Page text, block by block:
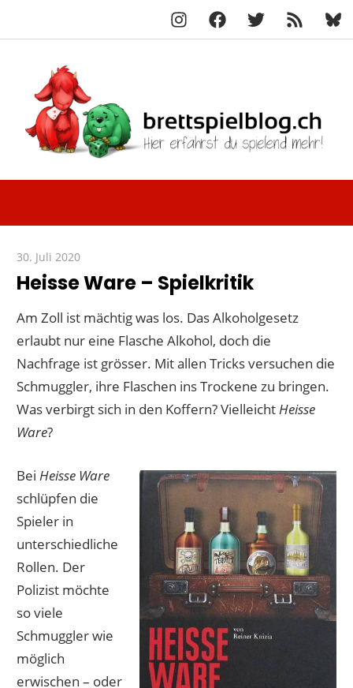
InstagramFacebook
X
RSS-
Feed
springen
mehr!
30. Juli 2020
Heisse Ware – Spielkritik
Am Zoll ist mächtig was los. Das Alkoholgesetz
erlaubt nur eine Flasche Alkohol, doch die
Nachfrage ist grösser. Mit allen Tricks versuchen die
Schmuggler, ihre Flaschen ins Trockene zu bringen.
Was verbirgt sich in den Koffern? VielleichtHeisse
Ware?
BeiHeisse Ware
schlüpfen die
Spieler in
unterschiedliche
Rollen. Der
Polizist möchte
so viele
Schmuggler wie
möglich
erwischen – oder